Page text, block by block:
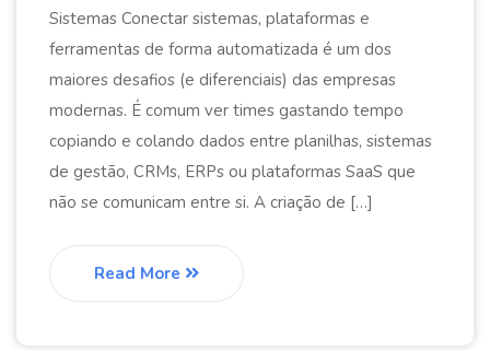
Sistemas Conectar sistemas, plataformas e
ferramentas de forma automatizada é um dos
maiores desafios (e diferenciais) das empresas
modernas. É comum ver times gastando tempo
copiando e colando dados entre planilhas, sistemas
de gestão, CRMs, ERPs ou plataformas SaaS que
não se comunicam entre si. A criação de […]
Read More